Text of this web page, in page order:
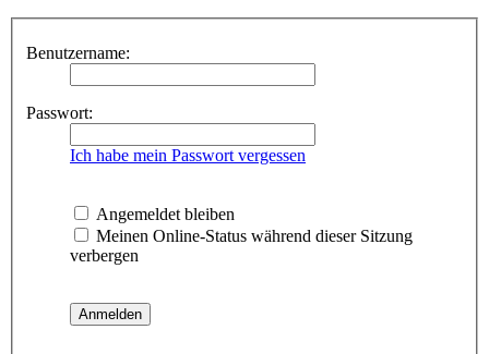
Benutzername:
Passwort:
Ich habe mein Passwort vergessen
Angemeldet bleiben
Meinen Online-Status während dieser Sitzung
verbergen